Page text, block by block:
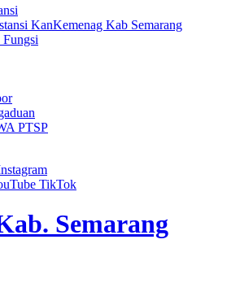
KanKemenag Kab Semarang
Fungsi
PTSP
TikTok
Semarang